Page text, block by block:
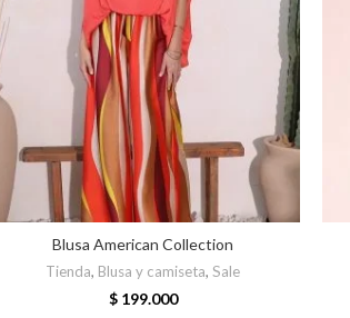
Blusa American Collection
Tienda, Blusa y camiseta, Sale
$199.000